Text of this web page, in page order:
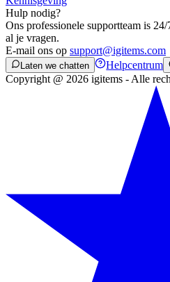
Hulp nodig?
Ons professionele supportteam is
al je vragen.
E-mail ons op support@igitems.com
Laten we chatten Helpcentrum
Copyright @ 2026 igitems - Alle